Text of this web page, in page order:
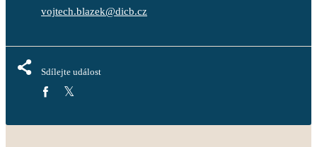
vojtech.blazek@dicb.cz
Sdílejte událost